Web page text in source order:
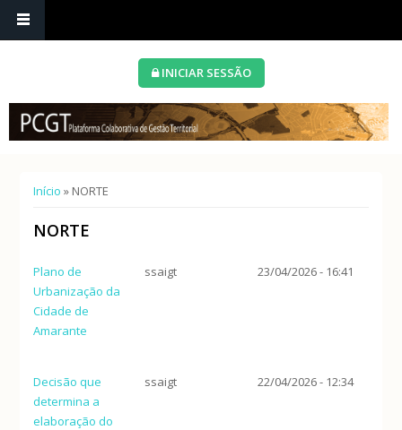
INICIAR SESSÃO
Está aqui
Início » NORTE
NORTE
Plano de
Urbanização da
Cidade de
Amarante
ssaigt 23/04/2026 - 16:41
Decisão que
determina a
elaboração do
ssaigt 22/04/2026 - 12:34